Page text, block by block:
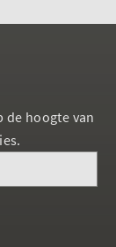
de hoogte van